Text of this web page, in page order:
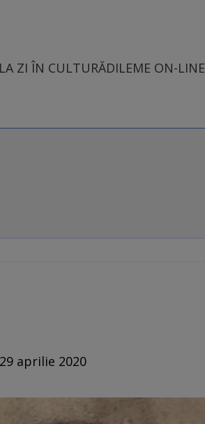
LA ZI ÎN CULTURĂDILEME ON-LINE
aprilie 2020